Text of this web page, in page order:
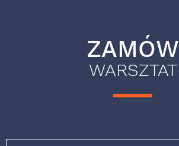
ZAMÓW
WARSZTAT